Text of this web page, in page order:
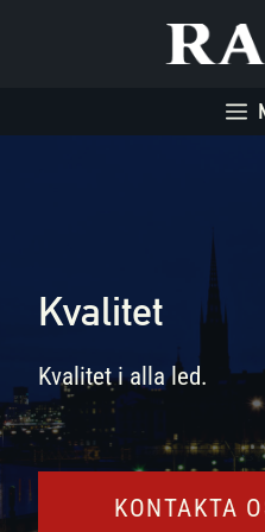
Kvalitet
Kvalitet i alla led.
KONTAKTA